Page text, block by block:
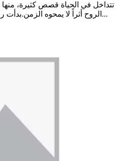
تتداخل في الحياة قصص كثيرة، منها
الروح أثراً لا يمحوه الزمن.بدأت رحلتي مع جمعية التنمية الأسرية...